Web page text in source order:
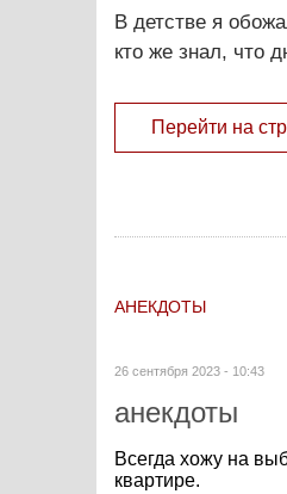
В детстве я
кто же знал, что
Перейти на
АНЕКДОТЫ
26 сентября 2023 - 10:43
анекдоты
Всегда хожу на
квартире.